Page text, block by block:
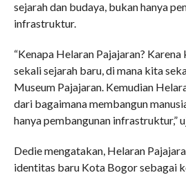
sejarah dan budaya, bukan hanya
infrastruktur.
“Kenapa Helaran Pajajaran?
sekali sejarah baru, di mana kita
Museum Pajajaran. Kemudian
dari bagaimana membangun
hanya pembangunan infrastruktur,”
Dedie mengatakan, Helaran
identitas baru Kota Bogor sebagai